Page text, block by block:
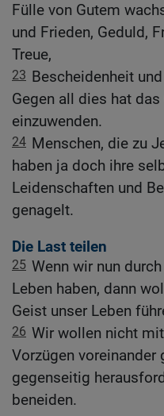
Fülle von Gutem
und Frieden, Geduld,
Treue,
23 Bescheidenheit
Gegen all dies hat
einzuwenden.
24 Menschen, die zu
haben ja doch ihre
Leidenschaften und
genagelt.
Die Last teilen
25 Wenn wir nun
Leben haben, dann
Geist unser Leben
26 Wir wollen nicht
Vorzügen
gegenseitig
beneiden.